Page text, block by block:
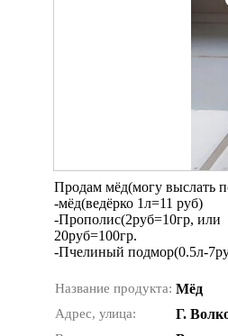
Продам мёд(могу выслать
-мёд(ведёрко 1л=11 руб)
-Прополис(2руб=10гр, или
20руб=100гр.
-Пчелиный подмор(0.5л-
Название продукта: Мёд
Адрес, улица: Г.